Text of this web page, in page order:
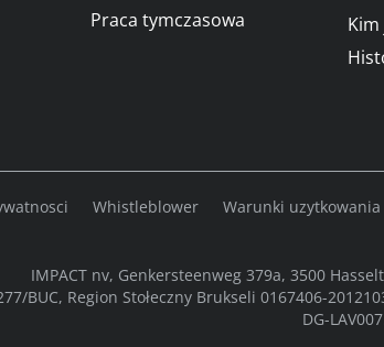
Praca tymczasowa
Kim
Whistleblower Warunki uzytkowania
IMPACT nv, Genkersteenweg 379a, 3500
BUC, Region Stołeczny Brukseli 0167406-
DG-